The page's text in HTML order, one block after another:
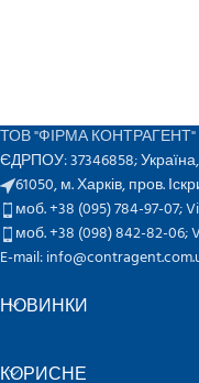
ТОВ "ФІРМА КОНТРАГЕНТ"
ЄДРПОУ: 37346858; Україна,
61050, м. Харків, пров.
моб. +38 (095) 784-97-07;
моб. +38 (098) 842-82-06;
E-mail:
НОВИНКИ
КОРИСНЕ